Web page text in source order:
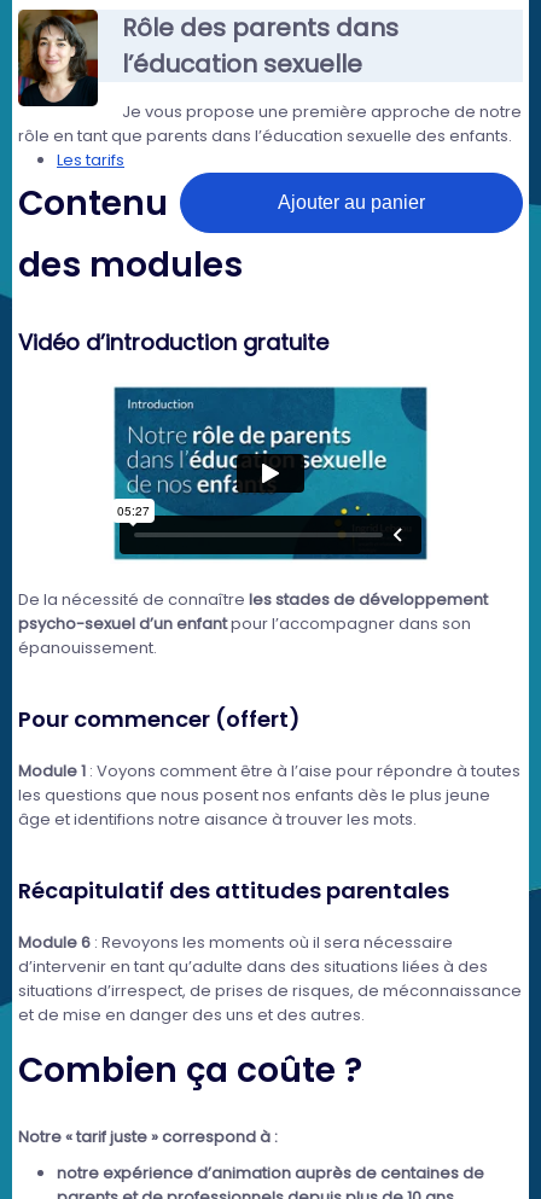
Rôle des parents dans
l’éducation sexuelle
Je vous propose une première approche de notre
rôle en tant que parents dans l’éducation sexuelle des enfants.
quantité
Module
Les
Ajouter au panier
Les tarifs
Contenu
des modules
Vidéo d’introduction gratuite
De la nécessité de connaître les stades de développement
psycho-sexuel d’un enfantpour l’accompagner dans son
épanouissement.
Pour commencer (offert)
Module 1 : Voyons comment être à l’aise pour répondre à toutes
les questions que nous posent nos enfants dès le plus jeune
âge et identifions notre aisance à trouver les mots.
Récapitulatif des attitudes parentales
Module 6 : Revoyons les moments où il sera nécessaire
d’intervenir en tant qu’adulte dans des situations liées à des
situations d’irrespect, de prises de risques, de méconnaissance
et de mise en danger des uns et des autres.
Combien ça coûte ?
Notre « tarif juste » correspond à :
notre expérience d’animation auprès de centaines de